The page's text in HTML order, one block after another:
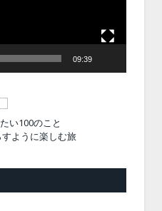
09:39
い100のこと
ように楽しむ旅